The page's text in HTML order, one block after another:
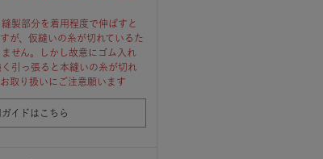
製部分を着用程度で伸ばすと
が、仮縫いの糸が切れているた
せん。しかし故意にゴム入れ
引っ張ると本縫いの糸が切れ
取り扱いにご注意願います
ガイドはこちら